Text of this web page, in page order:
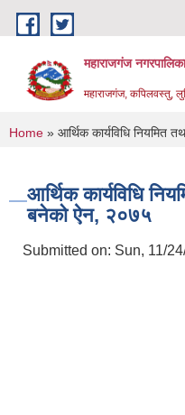
Skip to main content
महाराजगंज नगरपालिका
महाराजगंज, कपिलवस्तु,
You are here
Home » आर्थिक कार्यविधि नियमित
आर्थिक कार्यविधि
बनेको ऐन, २०७५
Submitted on: Sun, 11/